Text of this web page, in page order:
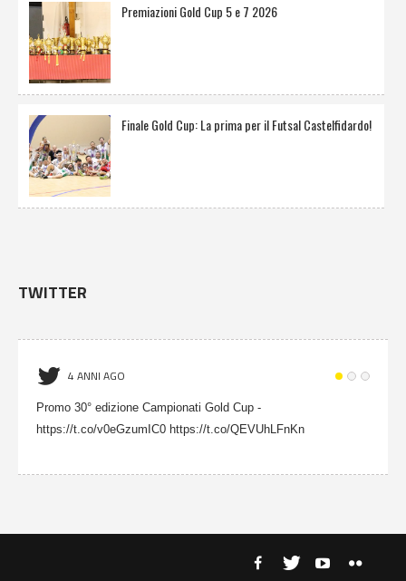
Premiazioni Gold Cup 5 e 7 2026
Finale Gold Cup: La prima per il Futsal Castelfidardo!
TWITTER
4 ANNI AGO
Promo 30° edizione Campionati Gold Cup -
https://t.co/v0eGzumIC0 https://t.co/QEVUhLFnKn